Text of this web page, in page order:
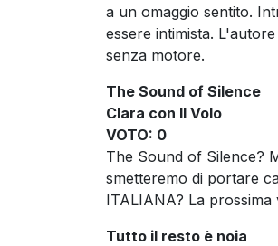
a un omaggio sentito.
essere intimista.
senza motore.
The Sound of Silence
Clara con Il Volo
VOTO: 0
The Sound of Silence?
smetteremo di portare
ITALIANA? La
Tutto il resto è noia